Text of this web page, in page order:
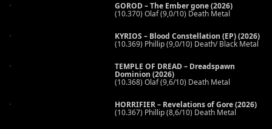
GOROD – The Ember gone (2026)
(10.370) Olaf (9,0/10) Death Metal
KYRIOS – Blood Constellation (EP) (2026)
(10.369) Phillip (9,0/10) Death/ Black Metal
TEMPLE OF DREAD – Dreadspawn
Dominion (2026)
(10.368) Olaf (9,6/10) Death Metal
HORRIFIER – Revelations of Gore (2026)
(10.367) Phillip (8,6/10) Death Metal